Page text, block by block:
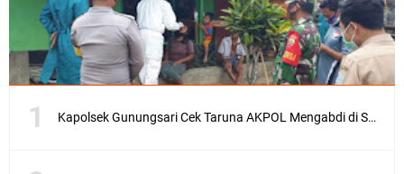
Kapolsek Gunungsari Cek Taruna AKPOL Mengabdi di SRD 4